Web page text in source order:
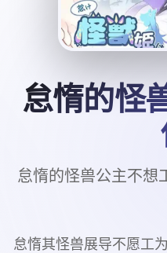
怠惰的怪
怠惰的怪兽公主不想
怠惰其怪兽展导不愿工